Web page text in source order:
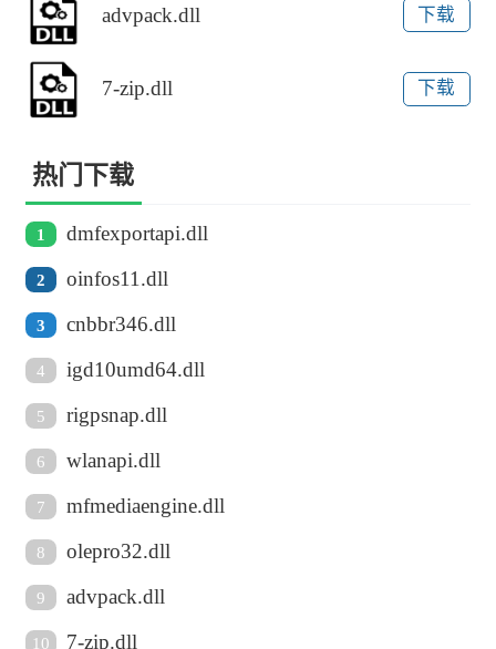
advpack.dll 下载
7-zip.dll 下载
热门下载
1 dmfexportapi.dll
2 oinfos11.dll
3 cnbbr346.dll
4 igd10umd64.dll
5 rigpsnap.dll
6 wlanapi.dll
7 mfmediaengine.dll
8 olepro32.dll
9 advpack.dll
10 7-zip.dll